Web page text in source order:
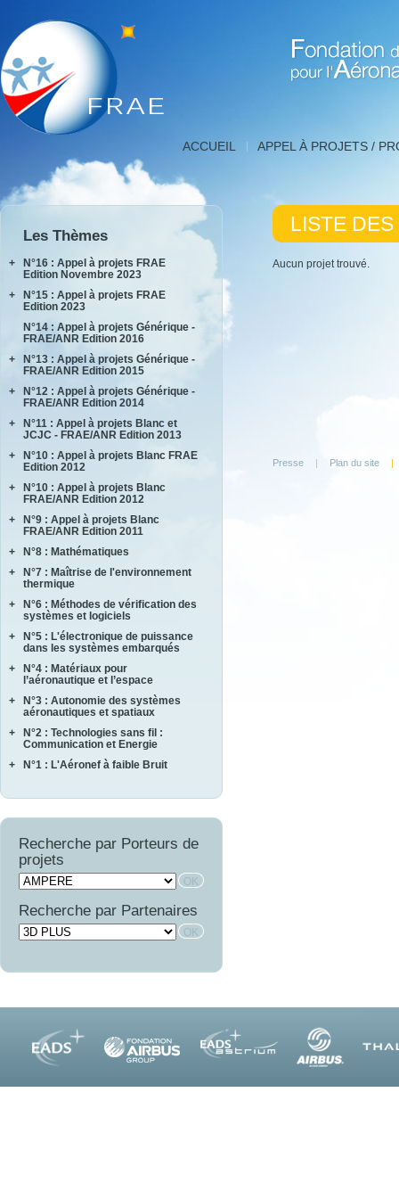
Liste
projets,
FNRAE
|
Fondation
Recherche
l'Aéronautique
ACCUEIL APPEL À PROJETS /
Les Thèmes
+
N°16 : Appel à projets FRAE
Edition Novembre 2023
INPACT
RAKEL
+
N°15 : Appel à projets FRAE
Edition 2023
AIDEAS
AIxIA
N°14 : Appel à projets Générique -
FRAE/ANR Edition 2016
+
N°13 : Appel à projets Générique -
FRAE/ANR Edition 2015
AIRTIUS
BRENNUS
COVERIF
MAGIC
+
N°12 : Appel à projets Générique -
FRAE/ANR Edition 2014
ANVES
HighS-Ti
M-SCOT
MORE4LESS
OPTIMUM
SUB SUPER JET
TIMBER
+
N°11 : Appel à projets Blanc et
JCJC - FRAE/ANR Edition 2013
AMANDE
COMPACS
METAUDIBLE
REFINE
REMEDDIES
SALWARE
SLENDER
+
N°10 : Appel à projets Blanc FRAE
Edition 2012
ACCITE
PARASOFT
SEMAFOR
+
N°10 : Appel à projets Blanc
FRAE/ANR Edition 2012
LIMICOS
+
N°9 : Appel à projets Blanc
FRAE/ANR Edition 2011
DISCERN
SePaCoDe
SONOBL
+ N°8 : Mathématiques
ECOSEA
IPPON
MEMORIA
+
N°7 : Maîtrise de l'environnement
thermique
ASTHER
COMIFO
MATRAS
STRASS
SYRTIPE
+
N°6 : Méthodes de vérification des
systèmes et logiciels
ALPROSE
ASCERT
CAVALE
SARDANES
+
N°5 : L'électronique de puissance
dans les systèmes embarqués
CASAREL
COTECH
EPAHT
FEMINA
+
N°4 : Matériaux pour
l’aéronautique et l’espace
AMFORTAS
CASSIS
CORTEC
RUPSCEN
THERMONC
VICOMTHE
+
N°3 : Autonomie des systèmes
aéronautiques et spatiaux
MARAE
NAVIFLOW
SCA2RS
+
N°2 : Technologies sans fil :
Communication et Energie
ASTRAL
FINEST
LIMA
WAVE SUPPLY
+ N°1 : L'Aéronef à faible Bruit
COMBE
OSCAR
Recherche par Porteurs de
projets
Recherche par Partenaires
LISTE
Aucun projet trouvé.
Presse | Plan du site |